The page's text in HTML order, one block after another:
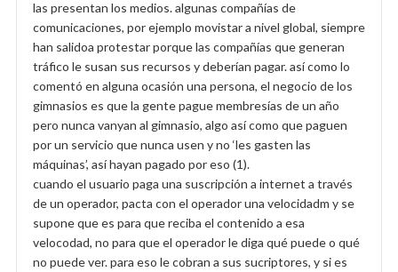
las presentan los medios. algunas compañías de
comunicaciones, por ejemplo movistar a nivel global, siempre
han salidoa protestar porque las compañías que generan
tráfico le susan sus recursos y deberían pagar. así como lo
comentó en alguna ocasión una persona, el negocio de los
gimnasios es que la gente pague membresías de un año
pero nunca vanyan al gimnasio, algo así como que paguen
por un servicio que nunca usen y no ‘les gasten las
máquinas’, así hayan pagado por eso (1).
cuando el usuario paga una suscripción a internet a través
de un operador, pacta con el operador una velocidadm y se
supone que es para que reciba el contenido a esa
velocodad, no para que el operador le diga qué puede o qué
no puede ver. para eso le cobran a sus sucriptores, y si es